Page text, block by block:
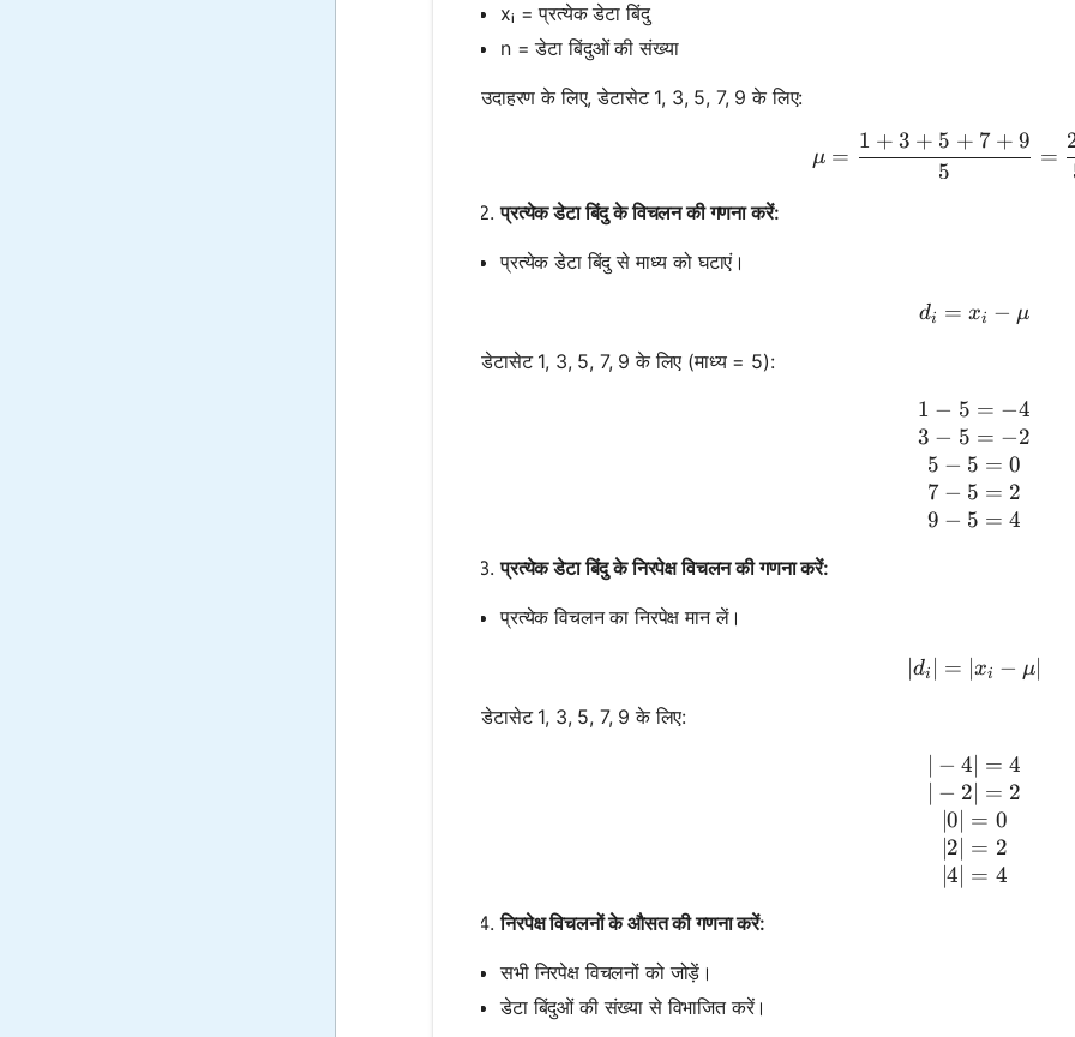
xᵢ = प्रत्येक डेटा बिंदु
n = डेटा बिंदुओं की संख्या
उदाहरण के लिए, डेटासेट 1, 3, 5, 7, 9 के लिए:
\mu =
μ =
5
1 + 3 + 5 + 7 + 9
=
प्रत्येक डेटा बिंदु के विचलन की गणना करें:
प्रत्येक डेटा बिंदु से माध्य को घटाएं।
d_i = x_i
di = xi − μ
डेटासेट 1, 3, 5, 7, 9 के लिए (माध्य = 5):
1 - 5 = -
1 − 5 = −4
3 − 5 = −2
5 − 5 = 0
7 − 5 = 2
9 − 5 = 4
प्रत्येक डेटा बिंदु के निरपेक्ष विचलन की गणना करें:
प्रत्येक विचलन का निरपेक्ष मान लें।
|d_i| =
∣di ∣ = ∣xi − μ∣
डेटासेट 1, 3, 5, 7, 9 के लिए:
|-4| = 4
∣ − 4∣ = 4
∣ − 2∣ = 2
∣0∣ = 0
∣2∣ = 2
∣4∣ = 4
निरपेक्ष विचलनों के औसत की गणना करें:
सभी निरपेक्ष विचलनों को जोड़ें।
डेटा बिंदुओं की संख्या से विभाजित करें।